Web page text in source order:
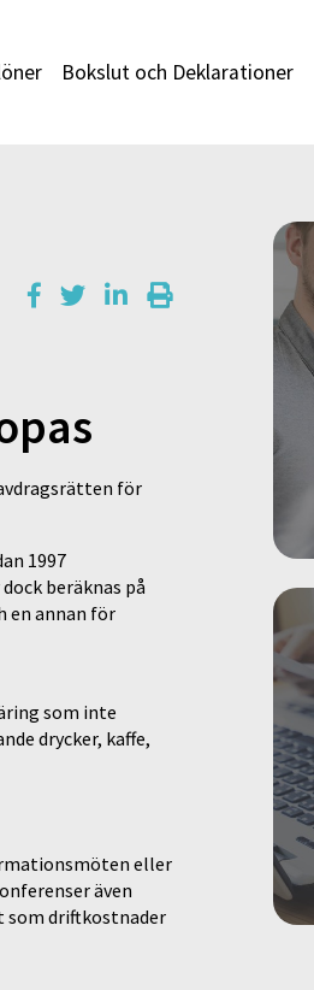
Bokslut och Deklarationer
för
1997
beräknas på
en annan för
som inte
drycker, kaffe,
eller
även
som driftkostnader